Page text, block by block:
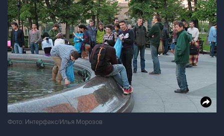
Фото: Интерфакс/Илья Морозов